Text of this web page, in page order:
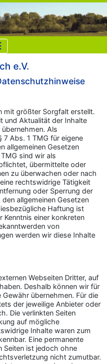
e.V.
mit größter Sorgfalt erstellt.
und Aktualität der Inhalte
Als
7 Abs. 1 TMG für eigene
allgemeinen Gesetzen
sind wir als
übermittelte oder
zu überwachen oder nach
rechtswidrige Tätigkeit
oder Sperrung der
allgemeinen Gesetzen
Haftung ist
einer konkreten
von
werden wir diese Inhalte
Webseiten Dritter, auf
Deshalb können wir für
übernehmen. Für die
der jeweilige Anbieter oder
Die verlinkten Seiten
auf mögliche
Inhalte waren zum
Eine permanente
Seiten ist jedoch ohne
nicht zumutbar.